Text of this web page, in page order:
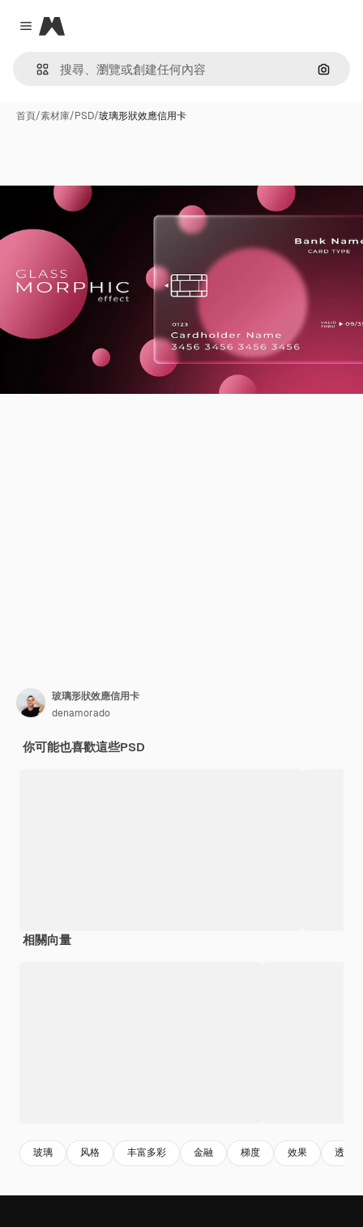
Close menu
Magnific
通過圖
首頁/素材庫/PSD/玻璃形狀效應信用卡
玻璃形狀效應信用卡
denamorado
你可能也喜歡這些PSD
相關向量
玻璃 风格 丰富多彩 金融 梯度 效果 透明